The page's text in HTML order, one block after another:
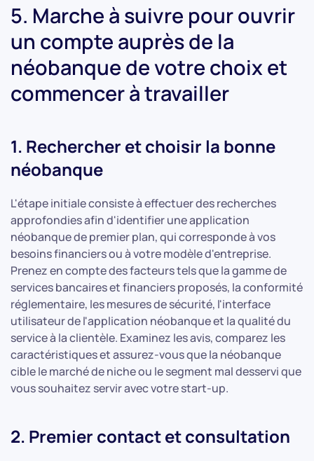
5. Marche à suivre pour ouvrir
un compte auprès de la
néobanque de votre choix et
commencer à travailler
1. Rechercher et choisir la bonne
néobanque
L'étape initiale consiste à effectuer des recherches
approfondies afin d'identifier une application
néobanque de premier plan, qui corresponde à vos
besoins financiers ou à votre modèle d'entreprise.
Prenez en compte des facteurs tels que la gamme de
services bancaires et financiers proposés, la conformité
réglementaire, les mesures de sécurité, l'interface
utilisateur de l'application néobanque et la qualité du
service à la clientèle. Examinez les avis, comparez les
caractéristiques et assurez-vous que la néobanque
cible le marché de niche ou le segment mal desservi que
vous souhaitez servir avec votre start-up.
2. Premier contact et consultation